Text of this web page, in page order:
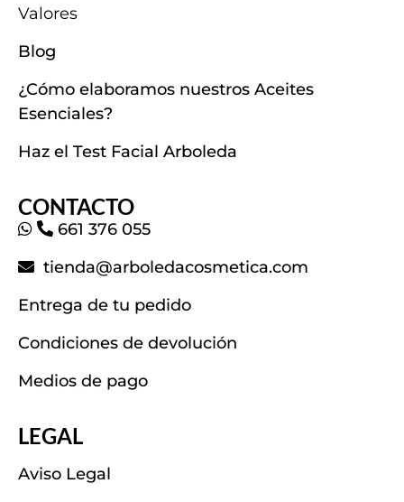
Valores
Blog
¿Cómo elaboramos nuestros Aceites
Esenciales?
Haz el Test Facial Arboleda
CONTACTO
661 376 055
tienda@arboledacosmetica.com
Entrega de tu pedido
Condiciones de devolución
Medios de pago
LEGAL
Aviso Legal